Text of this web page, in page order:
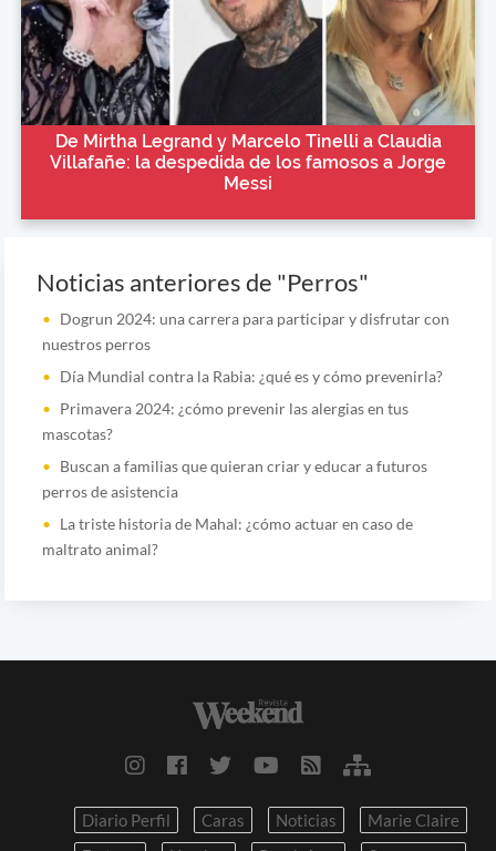
De Mirtha Legrand y Marcelo Tinelli a Claudia
Villafañe: la despedida de los famosos a Jorge
Messi
Noticias anteriores de "Perros"
Dogrun 2024: una carrera para participar y disfrutar con
nuestros perros
Día Mundial contra la Rabia: ¿qué es y cómo prevenirla?
Primavera 2024: ¿cómo prevenir las alergias en tus
mascotas?
Buscan a familias que quieran criar y educar a futuros
perros de asistencia
La triste historia de Mahal: ¿cómo actuar en caso de
maltrato animal?
Diario Perfil Caras Noticias
Marie Claire